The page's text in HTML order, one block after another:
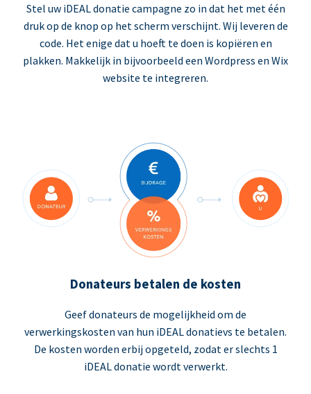
Stel uw iDEAL donatie campagne zo in dat het met één
druk op de knop op het scherm verschijnt. Wij leveren de
code. Het enige dat u hoeft te doen is kopiëren en
plakken. Makkelijk in bijvoorbeeld een Wordpress en Wix
website te integreren.
Donateurs betalen de kosten
Geef donateurs de mogelijkheid om de
verwerkingskosten van hun iDEAL donatievs te betalen.
De kosten worden erbij opgeteld, zodat er slechts 1
iDEAL donatie wordt verwerkt.